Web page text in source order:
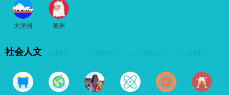
大洋洲 美洲
社会人文